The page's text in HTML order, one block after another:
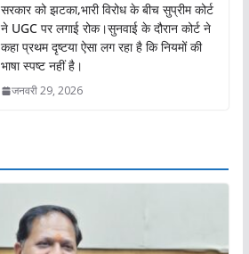
सरकार को झटका,भारी विरोध के बीच सुप्रीम कोर्ट
ने UGC पर लगाई रोक।सुनवाई के दौरान कोर्ट ने
कहा प्रथम दृष्टया ऐसा लग रहा है कि नियमों की
भाषा स्पष्ट नहीं है।
जनवरी 29, 2026